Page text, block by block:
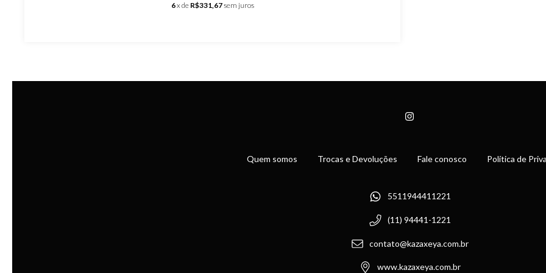
6x de R$331,67sem juros
Quem somos Trocas e Devoluções Fale conosco Política de
5511944411221
(11) 94441-1221
contato@kazaxeya.com.br
www.kazaxeya.com.br